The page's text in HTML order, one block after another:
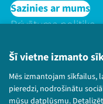
Šī vietne izmanto
Mēs izmantojam
pieredzi, nodrošinātu
mūsu datplūsmu.
Sazinies ar mums
Privātuma politika
Bērnu aizsardzības
© 2026 Sarunu
paturētas.